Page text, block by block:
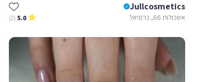
Jullcosmetics
אשכולות 66, כרמיאל 5.0
(2)